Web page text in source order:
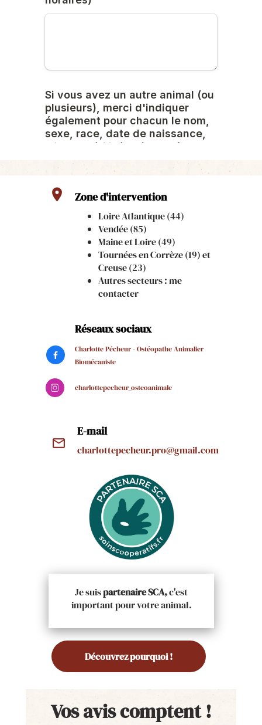
location_on Zone d'intervention
Loire Atlantique (44)
Vendée (85)
Maine et Loire (49)
Tournées en Corrèze (19) et
Creuse (23)
Autres secteurs : me
contacter
Réseaux sociaux
Charlotte Pécheur - Ostéopathe Animalier
Biomécaniste
charlottepecheur_osteoanimale


E-mail
charlottepecheur.pro@gmail.com
mail_outline
Je suispartenaire SCA,c'est
important pour votre animal.
Découvrez pourquoi !
Vos avis comptent !